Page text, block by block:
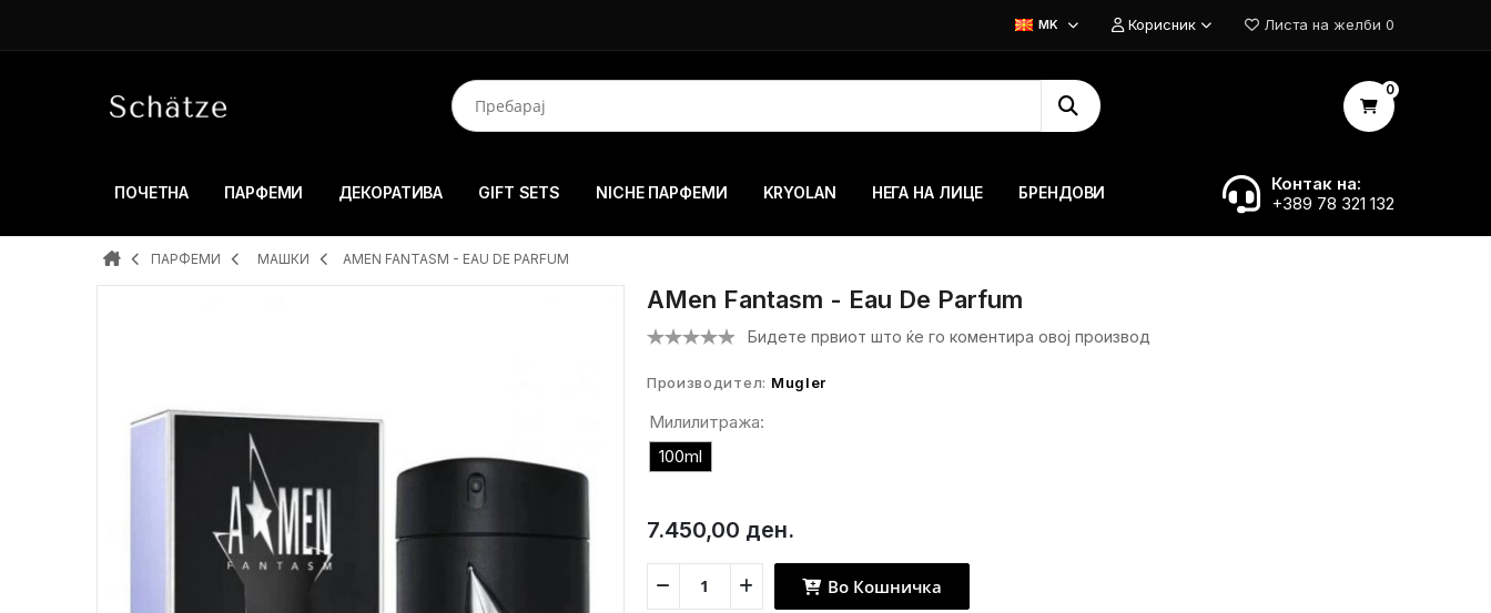
MK Корисник Листа на желби 0
0
ПОЧЕТНА ПАРФЕМИ ДЕКОРАТИВА GIFT SETS NICHE ПАРФЕМИ KRYOLAN НЕГА НА ЛИЦЕ БРЕНДОВИ
Контак на:
+389 78 321 132
ПАРФЕМИ MAШКИ AMEN FANTASM - EAU DE PARFUM
AMen Fantasm - Eau De Parfum
Бидете првиот што ќе го коментира овој производ
Производител: Mugler
Милилитража:
100ml
7.450,00 ден.
Во Кошничка